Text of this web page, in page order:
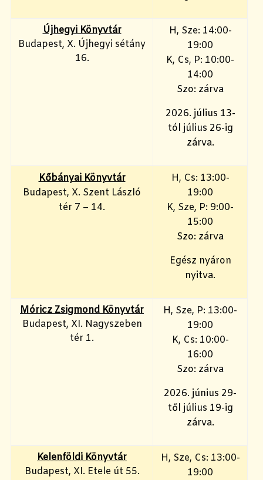
Újhegyi Könyvtár
Budapest, X. Újhegyi sétány
16.
H, Sze: 14:00-
19:00
K, Cs, P: 10:00-
14:00
Szo: zárva
2026. július 13-
tól július 26-ig
zárva.
Kőbányai Könyvtár
Budapest, X. Szent László
tér 7 – 14.
H, Cs: 13:00-
19:00
K, Sze, P: 9:00-
15:00
Szo: zárva
Egész nyáron
nyitva.
Móricz Zsigmond Könyvtár
Budapest, XI. Nagyszeben
tér 1.
H, Sze, P: 13:00-
19:00
K, Cs: 10:00-
16:00
Szo: zárva
2026. június 29-
től július 19-ig
zárva.
Kelenföldi Könyvtár
Budapest, XI. Etele út 55.
H, Sze, Cs: 13:00-
19:00